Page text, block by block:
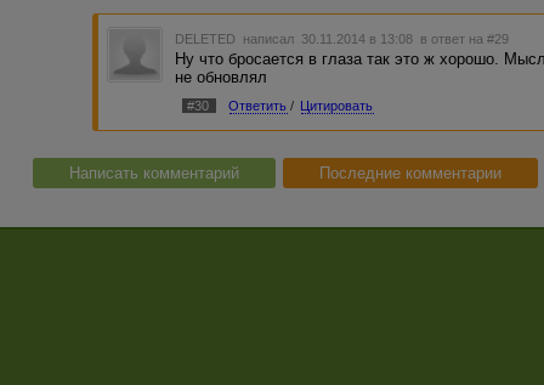
DELETED написал 30.11.2014 в 13:08 в ответ на #29
Ну что бросается в глаза так это ж хорошо.
не обновлял
#30 Ответить / Цитировать
Написать комментарий Последние комментарии